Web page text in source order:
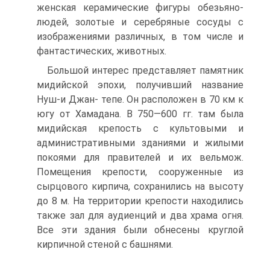
женская керамические фигуры обезьяно-
людей, золотые и серебряные сосуды с
изображениями различных, в том числе и
фантастических, животных.
Большой интерес представляет памятник
мидийской эпохи, получивший название
Нуш-и Джан- тепе. Он расположен в 70 км к
югу от Хамадана. B 750—600 гг. там была
мидийская крепость с культовыми и
административными зданиями и жилыми
покоями для правителей и их вельмож.
Помещения крепости, сооруженные из
сырцового кирпича, сохранились на высоту
до 8 м. Ha территории крепости находились
также зал для аудиенций и два храма огня.
Bce эти здания были обнесены круглой
кирпичной стеной с башнями.